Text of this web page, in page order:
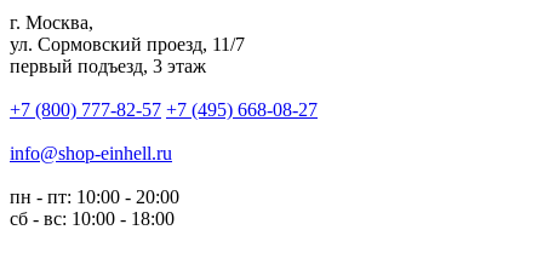
г. Москва,
ул. Сормовский проезд, 11/7
первый подъезд, 3 этаж
+7 (800) 777-82-57 +7 (495) 668-08-27
info@shop-einhell.ru
пн - пт: 10:00 - 20:00
сб - вс: 10:00 - 18:00